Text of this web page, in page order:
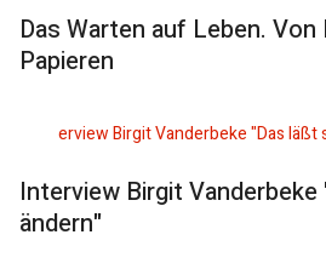
Das Warten auf Leben.
Papieren
Interview Birgit
ändern"